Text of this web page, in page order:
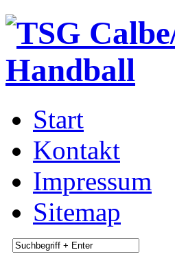
Start
Kontakt
Impressum
Sitemap